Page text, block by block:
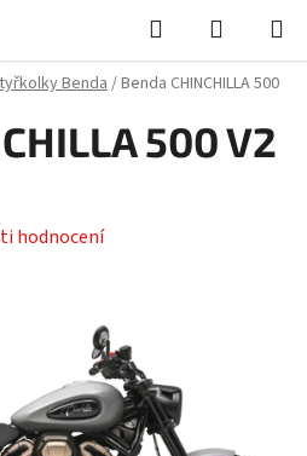
Hledat
KOŠÍK
Benda/Benda CHINCHILLA 500
500 V2
hodnocení